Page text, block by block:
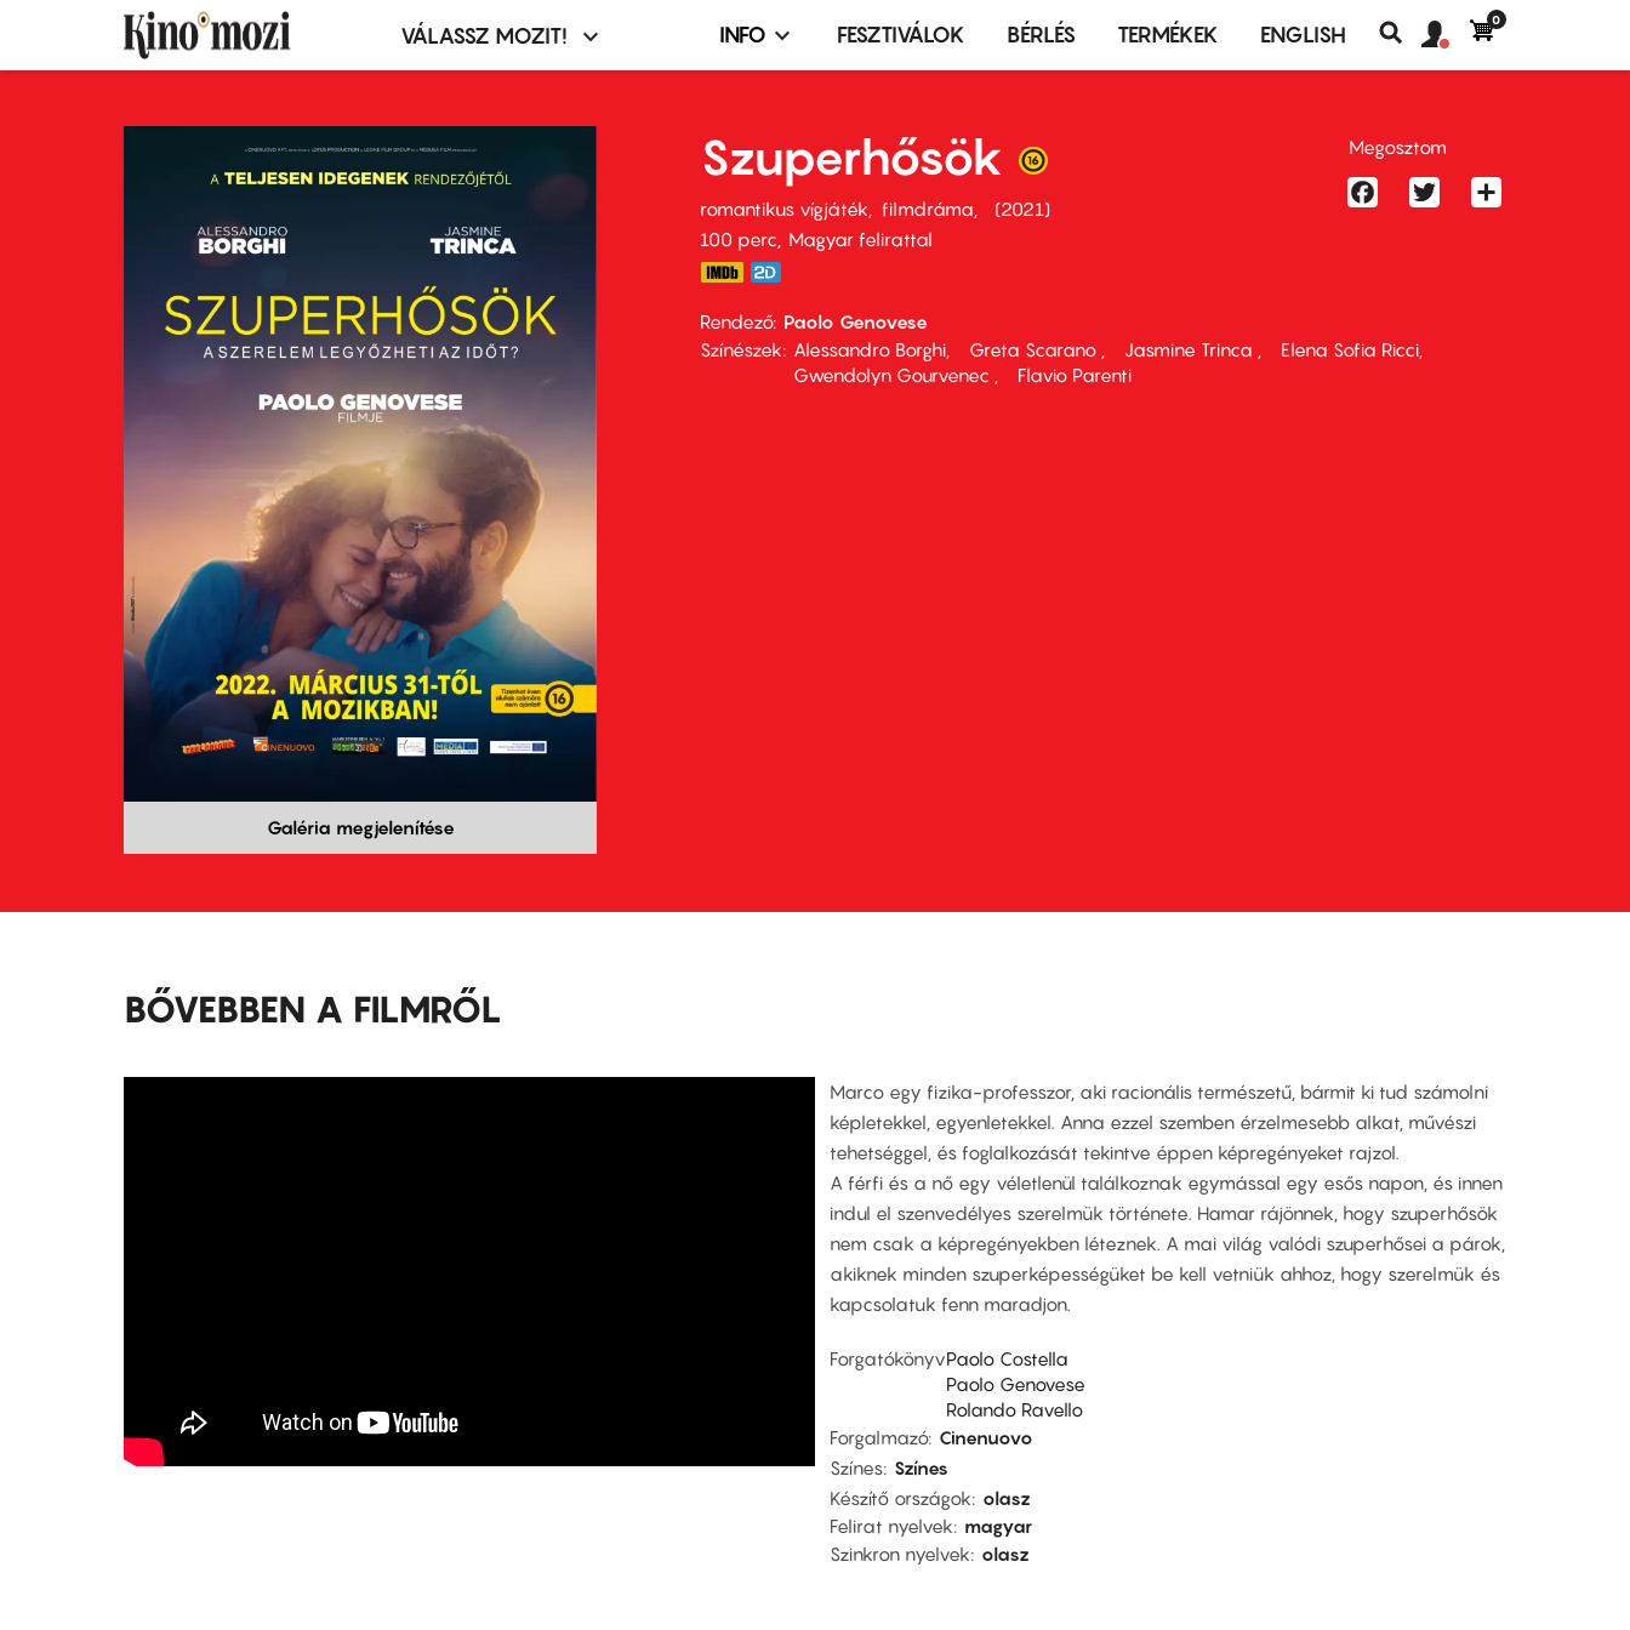
Moziválasztó
VÁLASSZ MOZIT!
Infó,
terembérlés
menü
INFO FESZTIVÁLOK BÉRLÉS TERMÉKEK ENGLISH
Keresés
fiók
Felhasználói
0
Galéria megjelenítése
Szuperhősök
romantikus vígjáték filmdráma
2021
100 perc,
Magyar felirattal
Rendező Paolo Genovese
Színészek
Alessandro Borghi Greta Scarano Jasmine Trinca
Elena Sofia Ricci
Gwendolyn Gourvenec
Flavio Parenti
Megosztom
FacebookTwitter
BŐVEBBEN A FILMRŐL
Marco egy fizika-professzor, aki racionális természetű, bármit ki tud számolni
képletekkel, egyenletekkel. Anna ezzel szemben érzelmesebb alkat, művészi
tehetséggel, és foglalkozását tekintve éppen képregényeket rajzol.
A férfi és a nő egy véletlenül találkoznak egymással egy esős napon, és innen
indul el szenvedélyes szerelmük története. Hamar rájönnek, hogy szuperhősök
nem csak a képregényekben léteznek. A mai világ valódi szuperhősei a párok,
akiknek minden szuperképességüket be kell vetniük ahhoz, hogy szerelmük és
kapcsolatuk fenn maradjon.
ForgatókönyvPaolo Costella
Paolo Genovese
Rolando Ravello
Forgalmazó Cinenuovo
Színes Színes
Készítő országok
olasz
Felirat nyelvek
magyar
Szinkron nyelvek
olasz